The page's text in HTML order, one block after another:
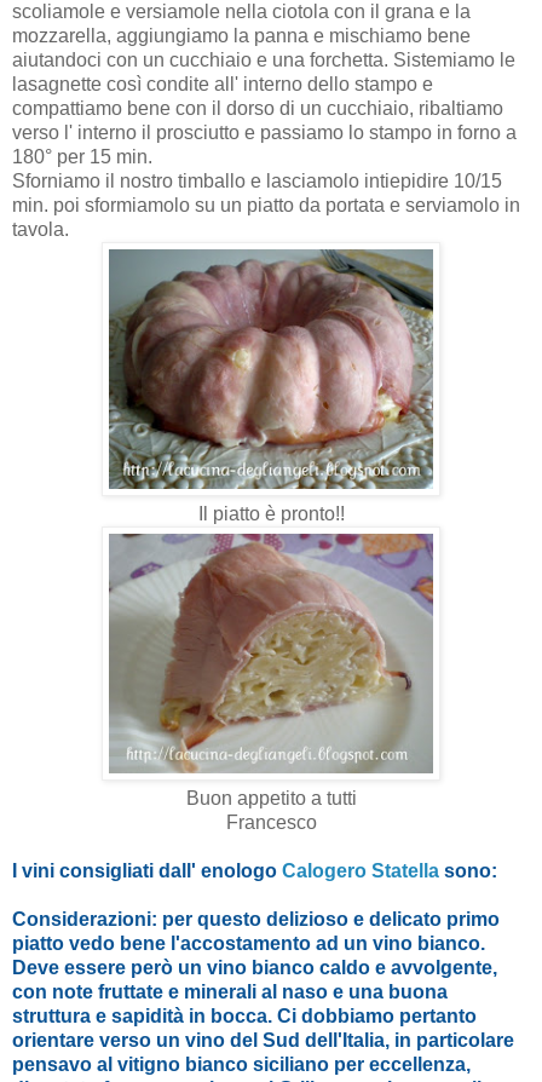
scoliamole e versiamole nella ciotola con il grana e la
mozzarella, aggiungiamo la panna e mischiamo bene
aiutandoci con un cucchiaio e una forchetta. Sistemiamo le
lasagnette così condite all' interno dello stampo e
compattiamo bene con il dorso di un cucchiaio, ribaltiamo
verso l' interno il prosciutto e passiamo lo stampo in forno a
180° per 15 min.
Sforniamo il nostro timballo e lasciamolo intiepidire 10/15
min. poi sformiamolo su un piatto da portata e serviamolo in
tavola.
Il piatto è pronto!!
Buon appetito a tutti
Francesco
I vini consigliati dall' enologo Calogero Statella sono:
Considerazioni: per questo delizioso e delicato primo
piatto vedo bene l'accostamento ad un vino bianco.
Deve essere però un vino bianco caldo e avvolgente,
con note fruttate e minerali al naso e una buona
struttura e sapidità in bocca. Ci dobbiamo pertanto
orientare verso un vino del Sud dell'Italia, in particolare
pensavo al vitigno bianco siciliano per eccellenza,